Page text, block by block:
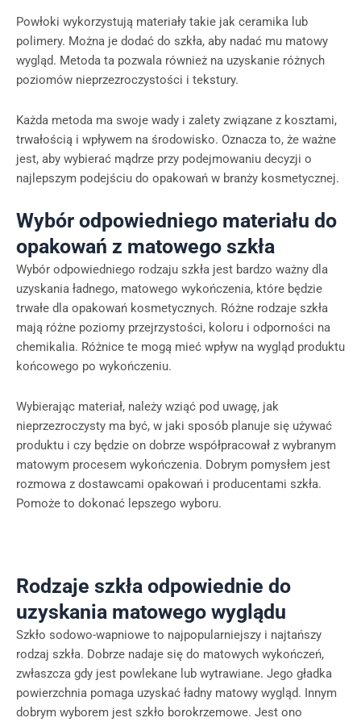
Powłoki wykorzystują materiały takie jak ceramika lub
polimery. Można je dodać do szkła, aby nadać mu matowy
wygląd. Metoda ta pozwala również na uzyskanie różnych
poziomów nieprzezroczystości i tekstury.
Każda metoda ma swoje wady i zalety związane z kosztami,
trwałością i wpływem na środowisko. Oznacza to, że ważne
jest, aby wybierać mądrze przy podejmowaniu decyzji o
najlepszym podejściu do opakowań w branży kosmetycznej.
Wybór odpowiedniego materiału do
opakowań z matowego szkła
Wybór odpowiedniego rodzaju szkła jest bardzo ważny dla
uzyskania ładnego, matowego wykończenia, które będzie
trwałe dla opakowań kosmetycznych. Różne rodzaje szkła
mają różne poziomy przejrzystości, koloru i odporności na
chemikalia. Różnice te mogą mieć wpływ na wygląd produktu
końcowego po wykończeniu.
Wybierając materiał, należy wziąć pod uwagę, jak
nieprzezroczysty ma być, w jaki sposób planuje się używać
produktu i czy będzie on dobrze współpracował z wybranym
matowym procesem wykończenia. Dobrym pomysłem jest
rozmowa z dostawcami opakowań i producentami szkła.
Pomoże to dokonać lepszego wyboru.
Rodzaje szkła odpowiednie do
uzyskania matowego wyglądu
Szkło sodowo-wapniowe to najpopularniejszy i najtańszy
rodzaj szkła. Dobrze nadaje się do matowych wykończeń,
zwłaszcza gdy jest powlekane lub wytrawiane. Jego gładka
powierzchnia pomaga uzyskać ładny matowy wygląd. Innym
dobrym wyborem jest szkło borokrzemowe. Jest ono